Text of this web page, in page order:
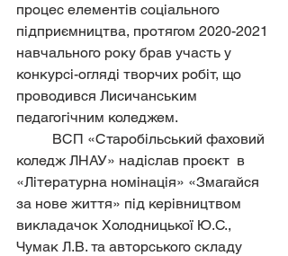
процес елементів соціального
підприємництва, протягом 2020-2021
навчального року брав участь у
конкурсі-огляді творчих робіт, що
проводився Лисичанським
педагогічним коледжем.
коледж ЛНАУ» надіслав проєкт  в
«Літературна номінація» «Змагайся
за нове життя» під керівництвом
викладачок Холодницької Ю.С.,
Чумак Л.В. та авторського складу